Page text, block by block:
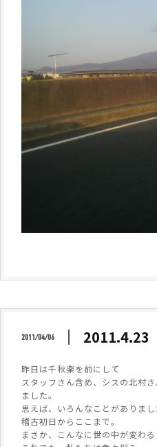
2011/04/06
昨日は千秋楽を前にして
スタッフさん含め、シスの北村
ました。
思えば、いろんなことがありまし
稽古初日からここまで。
まさか、こんなに世の中が変わる